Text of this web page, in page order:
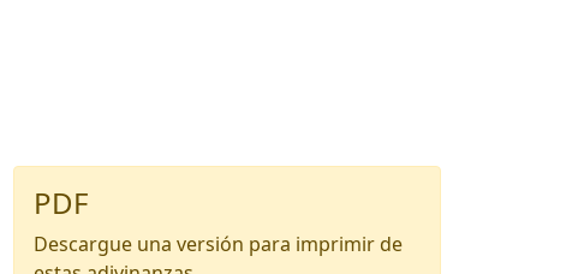
PDF
Descargue una versión para imprimir de